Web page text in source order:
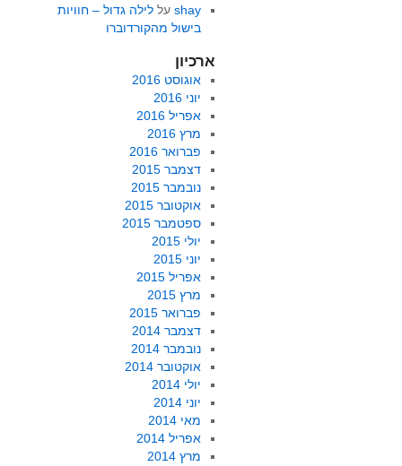
shayעל לילה גדול – חוויות
בישול מהקורדוברו
ארכיון
אוגוסט 2016
יוני 2016
אפריל 2016
מרץ 2016
פברואר 2016
דצמבר 2015
נובמבר 2015
אוקטובר 2015
ספטמבר 2015
יולי 2015
יוני 2015
אפריל 2015
מרץ 2015
פברואר 2015
דצמבר 2014
נובמבר 2014
אוקטובר 2014
יולי 2014
יוני 2014
מאי 2014
אפריל 2014
מרץ 2014